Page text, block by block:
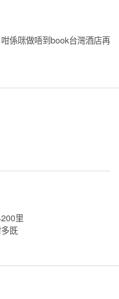
係咪做唔到book台灣酒店再
里
既